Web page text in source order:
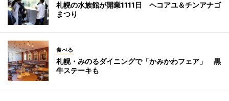
札幌の水族館が開業1111日 ヘコアユ＆チンアナゴ
まつり
食べる
札幌・みのるダイニングで「かみかわフェア」 黒
牛ステーキも